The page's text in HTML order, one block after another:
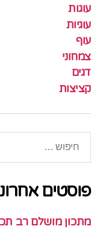
עוגות
עוגיות
עוף
צמחוני
דגים
קציצות
פוסטים
מתכון מושלם רב